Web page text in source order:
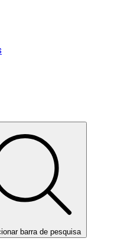
barra de pesquisa